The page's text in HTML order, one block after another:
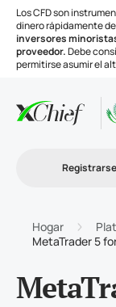
Los CFD son
dinero rápidamente
inversores
proveedor.Debe
permitirse asumir el
Registrarse
Hogar
MetaTrader 5